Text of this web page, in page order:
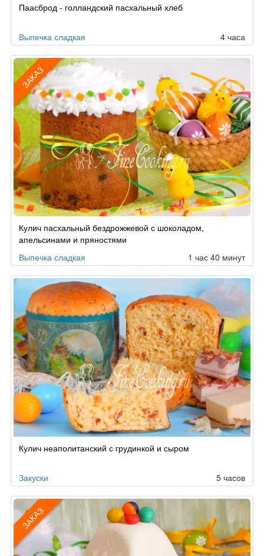
Паасброд - голландский пасхальный хлеб
Выпечка сладкая 4 часа
ЗАКАЗ
по
заказу
Кулич пасхальный бездрожжевой с шоколадом,
апельсинами и пряностями
Выпечка сладкая
1 час 40 минут
Кулич неаполитанский с грудинкой и сыром
Закуски 5 часов
ЗАКАЗ